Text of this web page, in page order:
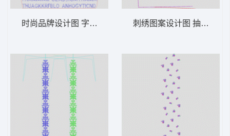
时尚品牌设计图 字母毛巾绣 刺绣图案设计图 抽象条